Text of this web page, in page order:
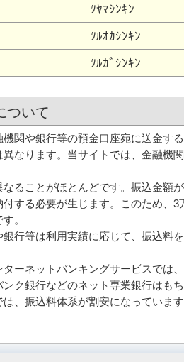
ﾂﾔﾏｼﾝｷﾝ
ﾂﾙｵｶｼﾝｷﾝ
ﾂﾙｶﾞｼﾝｷﾝ
ついて
関や銀行等の預金口座宛に送金す
なります。当サイトでは、金融機
ることがほとんどです。振込金額
する必要が生じます。このため、
。
行等は利用実績に応じて、振込料
ーネットバンキングサービスでは
ク銀行などのネット専業銀行はも
、振込料体系が割安になっています